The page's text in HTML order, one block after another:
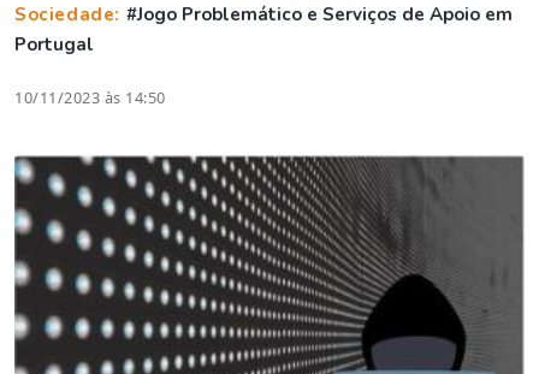
Sociedade: #Jogo Problemático e Serviços de Apoio em
Portugal
10/11/2023 às 14:50